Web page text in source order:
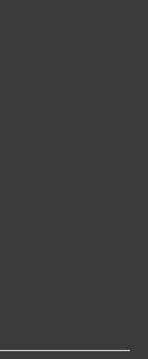
kartě
na nové kartě